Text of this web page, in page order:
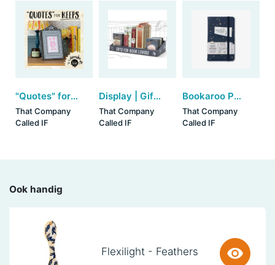
"Quotes" for Keeps
That Company
Called IF
Display | Gifts for Book Lovers - Metal (40cm)
That Company
Called IF
Bookaroo Pocket Notebook (A6) - Moon & Stars
That Company
Called IF
Ook handig
Flexilight - Feathers